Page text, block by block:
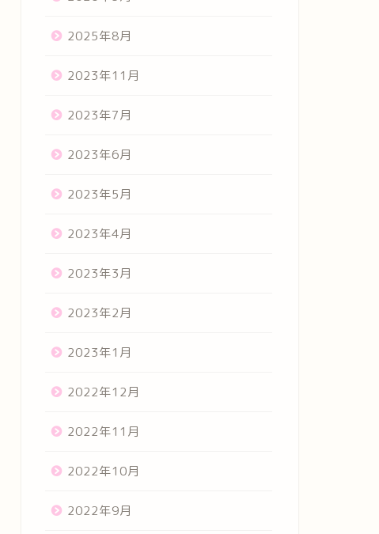
2025年8月
2023年11月
2023年7月
2023年6月
2023年5月
2023年4月
2023年3月
2023年2月
2023年1月
2022年12月
2022年11月
2022年10月
2022年9月